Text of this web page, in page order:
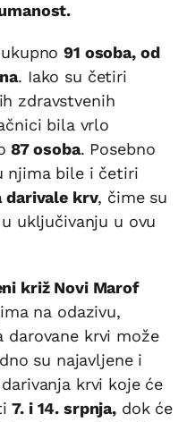
ukupno91 osoba, od
. Iako su četiri
zdravstvenih
bila vrlo
87 osoba. Posebno
njima bile i četiri
darivale krv, čime su
uključivanju u ovu
križ Novi Marof
na odazivu,
darovane krvi može
su najavljene i
krvi koje će
7. i 14. srpnja,dok će